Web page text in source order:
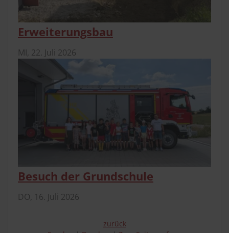
Erweiterungsbau
MI, 22. Juli 2026
Besuch der Grundschule
DO, 16. Juli 2026
zurück